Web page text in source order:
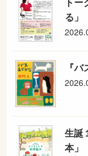
る」
『
生誕
本」